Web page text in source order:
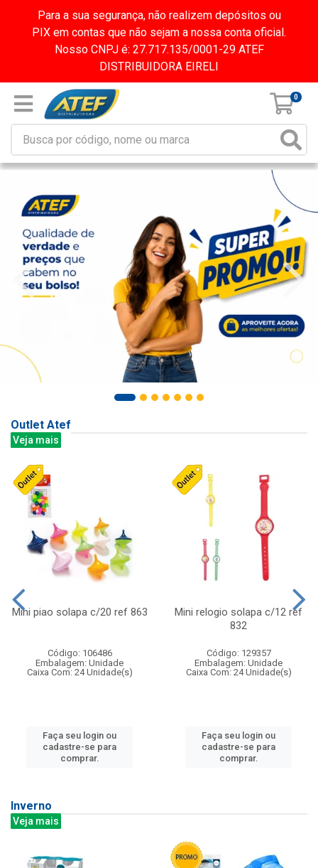
Para a sua segurança, não realizem depósitos ou
PIX em contas que não sejam a nossa conta oficial.
Nosso CNPJ é: 27.717.135/0001-29 ATEF
DISTRIBUIDORA EIRELI
0
Outlet Atef
Veja mais
Mini piao solapa c/20 ref 863
Código: 106486
Embalagem: Unidade
Caixa Com: 24 Unidade(s)
Faça seu login ou
cadastre-se para
comprar.
Mini relogio solapa c/12 ref
832
Código: 129357
Embalagem: Unidade
Caixa Com: 24 Unidade(s)
Faça seu login ou
cadastre-se para
comprar.
Inverno
Veja mais